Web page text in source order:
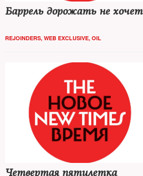
Баррель дорожать не хочет
REJOINDERS, WEB EXCLUSIVE, OIL
Четвертая пятилетка